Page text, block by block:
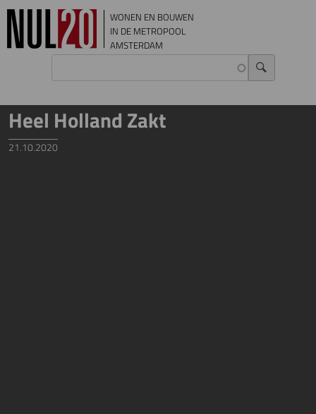
Overslaan en naar de inhoud gaan
WONEN EN BOUWEN
IN DE METROPOOL
AMSTERDAM
Heel Holland Zakt
21.10.2020